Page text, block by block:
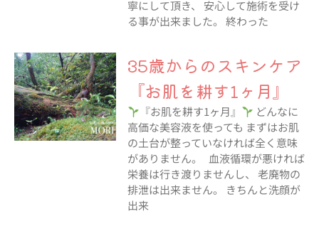
寧にして頂き、 安心して施術を受け
る事が出来ました。 終わった
35歳からのスキンケア
『お肌を耕す1ヶ月』
『お肌を耕す1ヶ月』
どんなに
高価な美容液を使っても まずはお肌
の土台が整っていなければ全く意味
がありません。 血液循環が悪ければ
栄養は行き渡りませんし、 老廃物の
排泄は出来ません。 きちんと洗顔が
出来